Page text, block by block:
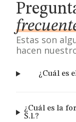
Estas son
hacen
¿Cuál es
¿Cuál es la
S.l.?